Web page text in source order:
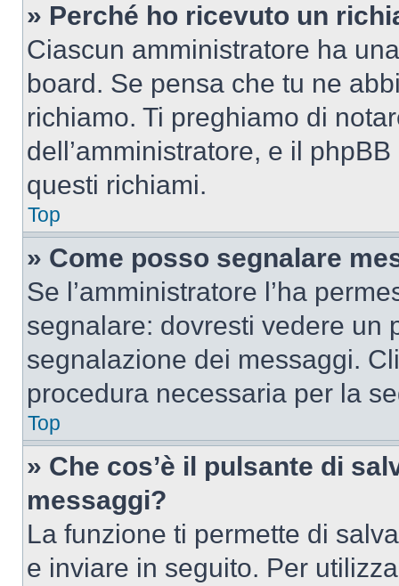
» Perché ho ricevuto un
Ciascun amministratore ha
board. Se pensa che tu ne
richiamo. Ti preghiamo di
dell’amministratore, e il
questi richiami.
Top
» Come posso segnalare
Se l’amministratore l’ha
segnalare: dovresti vedere un
segnalazione dei messaggi.
procedura necessaria per la
Top
» Che cos’è il pulsante di
messaggi?
La funzione ti permette di
e inviare in seguito. Per